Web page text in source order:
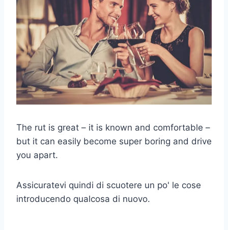
The rut is great – it is known and comfortable –
but it can easily become super boring and drive
you apart.
Assicuratevi quindi di scuotere un po' le cose
introducendo qualcosa di nuovo.